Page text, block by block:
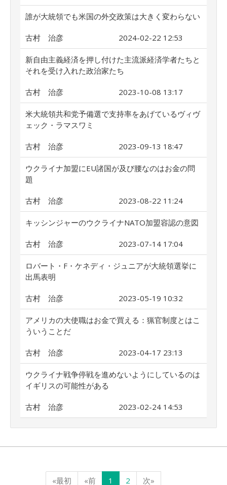
誰が大統領でも米国の外交政策は大きく変わらない
古村 治彦 2024-02-22 12:53
新自由主義経済を押し付けた主流派経済学者たちと
それを受け入れた政治家たち
古村 治彦 2023-10-08 13:17
米大統領共和党予備選で支持率をあげているヴィヴ
ェック・ラマスワミ
古村 治彦 2023-09-13 18:47
ウクライナ加盟にEU諸国が及び腰なのはお金の問
題
古村 治彦 2023-08-22 11:24
キッシンジャーのウクライナNATO加盟容認の意図
古村 治彦 2023-07-14 17:04
ロバート・F・ケネディ・ジュニアが大統領選挙に
出馬表明
古村 治彦 2023-05-19 10:32
アメリカの大使職はお金で買える：猟官制度とはこ
ういうことだ
古村 治彦 2023-04-17 23:13
ウクライナ戦争停戦を進めないようにしているのは
イギリスの可能性がある
古村 治彦 2023-02-24 14:53
«最初 «前 1 2 次»